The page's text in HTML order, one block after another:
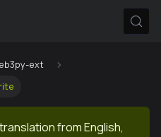
ext
from English,